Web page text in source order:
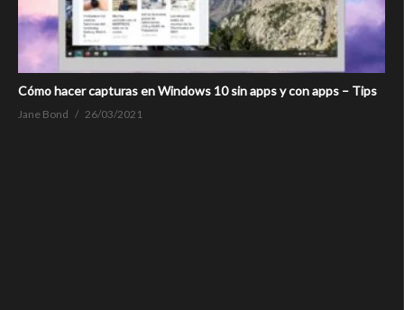
Cómo hacer capturas en Windows 10 sin apps y con apps – Tips
Jane Bond 26/03/2021